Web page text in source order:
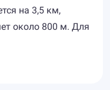
на 3,5 км,
около 800 м. Для